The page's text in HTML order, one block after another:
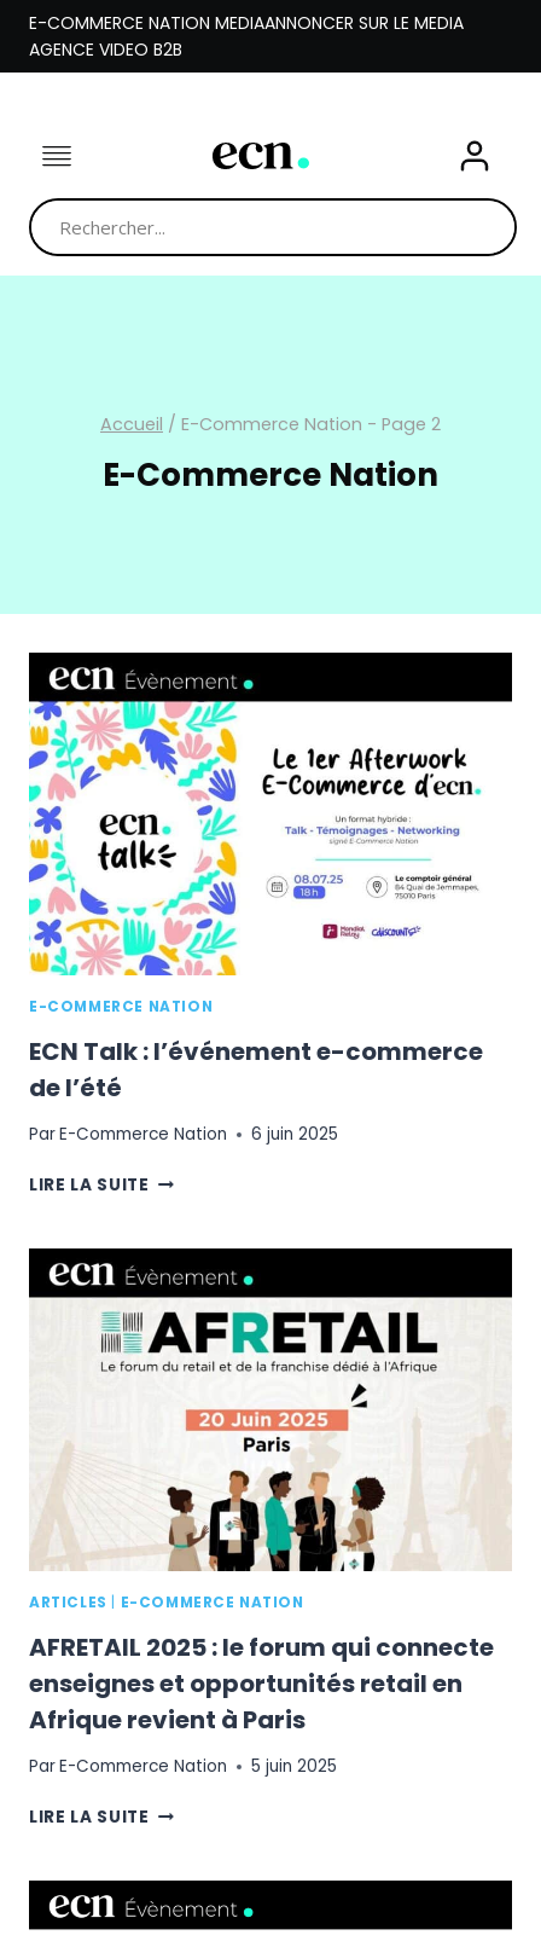
Aller
contenu
E-COMMERCE NATION MEDIAANNONCER SUR LE MEDIA
AGENCE VIDEO B2B
Accueil / E-Commerce Nation - Page 2
E-Commerce Nation
E-COMMERCE NATION
ECN Talk : l’événement e-commerce
de l’été
ParE-Commerce Nation 6 juin 2025
LIRE LA SUITE ECN
L’ÉVÉNEMENT
E-
COMMERCE
DE
L’ÉTÉ
ARTICLES E-COMMERCE NATION
AFRETAIL 2025 : le forum qui connecte
enseignes et opportunités retail en
Afrique revient à Paris
ParE-Commerce Nation 5 juin 2025
LIRE LA SUITE AFRETAIL
LE
FORUM